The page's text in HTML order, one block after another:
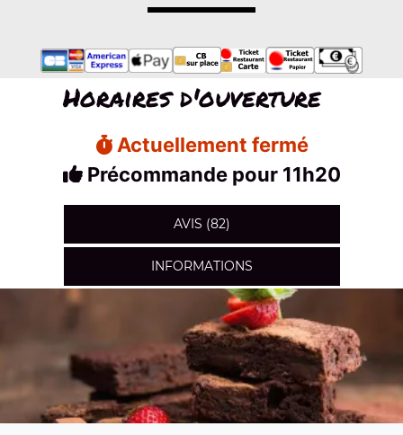
Horaires d'ouverture
Actuellement fermé
Précommande pour 11h20
AVIS (82)
INFORMATIONS